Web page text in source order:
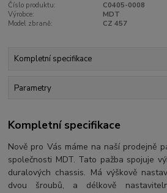
Číslo produktu:
C0405-0008
Výrobce:
MDT
Model zbraně:
CZ 457
Kompletní specifikace
Parametry
Kompletní specifikace
Nově pro Vás máme na naší prodejně
společnosti MDT. Tato pažba spojuje
duralových chassis. Má výškově
dvou šroubů, a délkově